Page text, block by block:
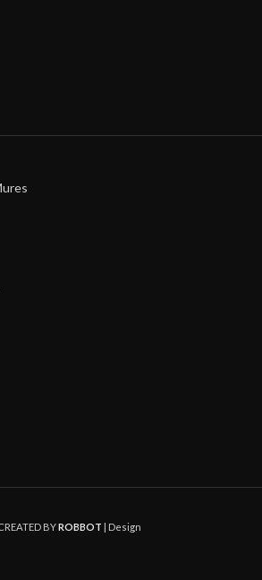
BYROBBOT | Design